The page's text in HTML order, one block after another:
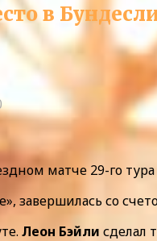
в
матче 29-го
завершилась со
Леон Бэйли сделал